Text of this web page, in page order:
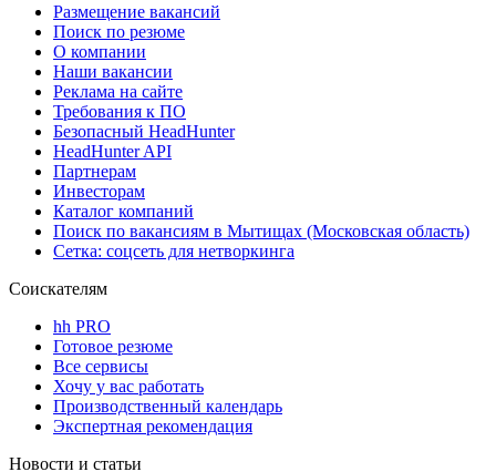
Размещение вакансий
Поиск по резюме
О компании
Наши вакансии
Реклама на сайте
Требования к ПО
Безопасный HeadHunter
HeadHunter API
Партнерам
Инвесторам
Каталог компаний
Поиск по вакансиям в Мытищах (Московская область)
Сетка: соцсеть для нетворкинга
Соискателям
hh PRO
Готовое резюме
Все сервисы
Хочу у вас работать
Производственный календарь
Экспертная рекомендация
Новости и статьи